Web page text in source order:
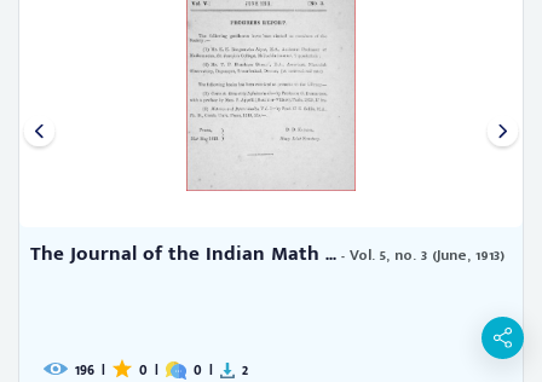
The Journal of the Indian Math ...- Vol. 5, no. 3 (June, 1913)
196 | 0 | 0 | 2